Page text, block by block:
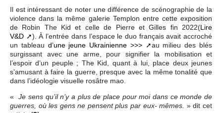
Il est intéressant de noter une différence de scénographie de la
violence dans la même galerie Templon entre cette exposition
de Robin The Kid et celle de Pierre et Gilles fin 2022(Lire
V&D
). À l’entrée dans l’espace le duo français avait accroché
un tableau d’une jeune Ukrainienne >>>
au milieu des blés
surgissant avec une arme, pour signifier la mobilisation et
l’espoir d’un peuple ; The Kid, quant à lui, place deux jeunes
s’amusant à faire la guerre, presque avec la même tonalité que
dans l’idéologie visuelle rosâtre mao.
«
Je sens qu’il n’y a plus de place pour moi dans ce monde de
guerres, où les gens ne pensent plus par eux- mêmes. » dit cet